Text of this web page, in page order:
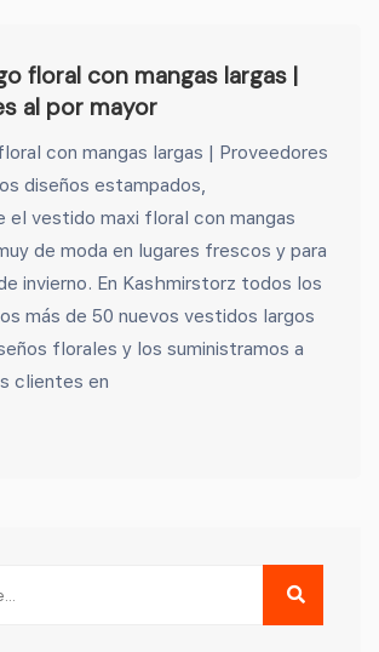
floral con mangas largas |
al por mayor
con mangas largas | Proveedores
diseños estampados,
el vestido maxi floral con mangas
de moda en lugares frescos y para
invierno. En Kashmirstorz todos los
más de 50 nuevos vestidos largos
florales y los suministramos a
clientes en